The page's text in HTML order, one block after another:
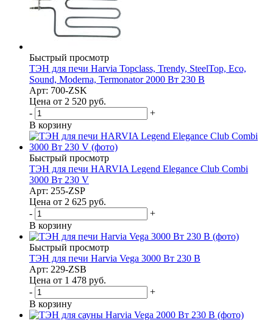
Быстрый просмотр
ТЭН для печи Harvia Topclass, Trendy, SteelTop, Eco,
Sound, Moderna, Termonator 2000 Вт 230 В
Арт: 700-ZSK
Цена от 2 520 руб.
-
+
В корзину
Быстрый просмотр
ТЭН для печи HARVIA Legend Elegance Club Combi
3000 Вт 230 V
Арт: 255-ZSP
Цена от 2 625 руб.
-
+
В корзину
Быстрый просмотр
ТЭН для печи Harvia Vega 3000 Вт 230 В
Арт: 229-ZSB
Цена от 1 478 руб.
-
+
В корзину